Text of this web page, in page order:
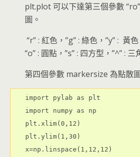
plt.plot 可以下達第三個參數
圖。
“r” : 紅色，”g” : 綠色，”y” : 黃色
“o” : 圓點，”s” : 四方型，”^” : 三
第四個參數 markersize 為點散
import pylab as plt
import numpy as np
plt.xlim(0,12)
plt.ylim(1,30)
x=np.linspace(1,12,12)